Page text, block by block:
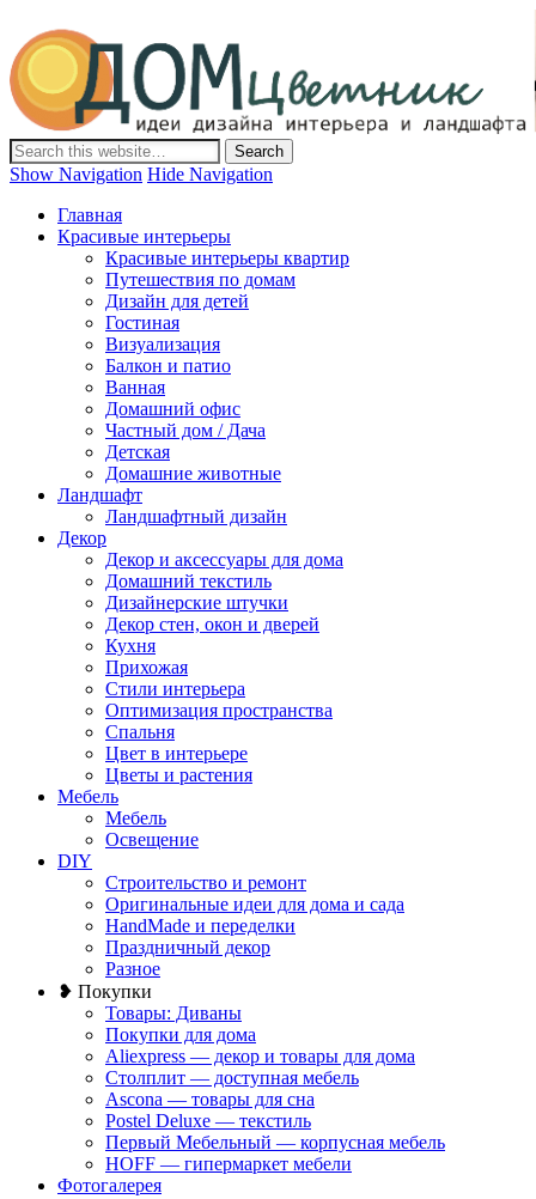
Дом-Цветник
Дизайн интерьера и ландшафта, декор и обустройство дома.
Идеи со всего мира.
Show Navigation Hide Navigation
Главная
Красивые интерьеры
Красивые интерьеры квартир
Путешествия по домам
Дизайн для детей
Гостиная
Визуализация
Балкон и патио
Ванная
Домашний офис
Частный дом / Дача
Детская
Домашние животные
Ландшафт
Ландшафтный дизайн
Декор
Декор и аксессуары для дома
Домашний текстиль
Дизайнерские штучки
Декор стен, окон и дверей
Кухня
Прихожая
Стили интерьера
Оптимизация пространства
Спальня
Цвет в интерьере
Цветы и растения
Мебель
Мебель
Освещение
DIY
Строительство и ремонт
Оригинальные идеи для дома и сада
HandMade и переделки
Праздничный декор
Разное
❥ Покупки
Товары: Диваны
Покупки для дома
Aliexpress — декор и товары для дома
Столплит — доступная мебель
Ascona — товары для сна
Postel Deluxe — текстиль
Первый Мебельный — корпусная мебель
HOFF — гипермаркет мебели
Фотогалерея